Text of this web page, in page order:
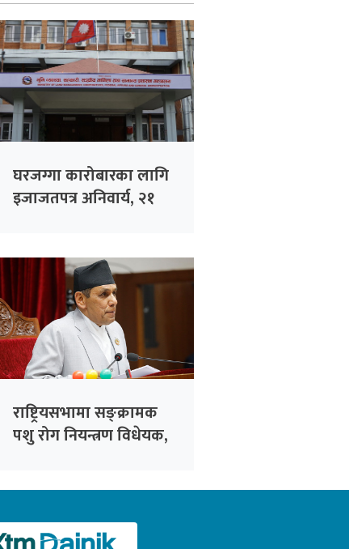
घरजग्गा कारोबारका लागि
इजाजतपत्र अनिवार्य, २१
राष्ट्रियसभामा सङ्क्रामक
पशु रोग नियन्त्रण विधेयक,